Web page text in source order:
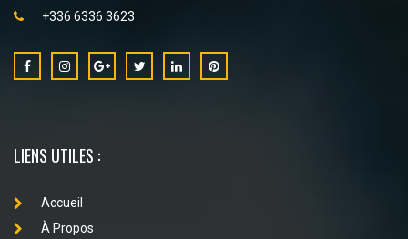
+336 6336 3623
LIENS UTILES :
Accueil
À Propos